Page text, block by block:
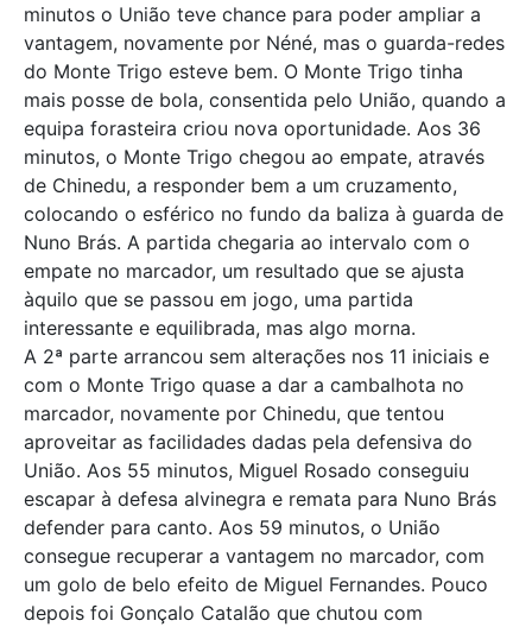
minutos o União teve chance para poder ampliar a
vantagem, novamente por Néné, mas o guarda-redes
do Monte Trigo esteve bem. O Monte Trigo tinha
mais posse de bola, consentida pelo União, quando a
equipa forasteira criou nova oportunidade. Aos 36
minutos, o Monte Trigo chegou ao empate, através
de Chinedu, a responder bem a um cruzamento,
colocando o esférico no fundo da baliza à guarda de
Nuno Brás. A partida chegaria ao intervalo com o
empate no marcador, um resultado que se ajusta
àquilo que se passou em jogo, uma partida
interessante e equilibrada, mas algo morna.
A 2ª parte arrancou sem alterações nos 11 iniciais e
com o Monte Trigo quase a dar a cambalhota no
marcador, novamente por Chinedu, que tentou
aproveitar as facilidades dadas pela defensiva do
União. Aos 55 minutos, Miguel Rosado conseguiu
escapar à defesa alvinegra e remata para Nuno Brás
defender para canto. Aos 59 minutos, o União
consegue recuperar a vantagem no marcador, com
um golo de belo efeito de Miguel Fernandes. Pouco
depois foi Gonçalo Catalão que chutou com